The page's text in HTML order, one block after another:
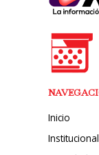
Inicio
Institucional